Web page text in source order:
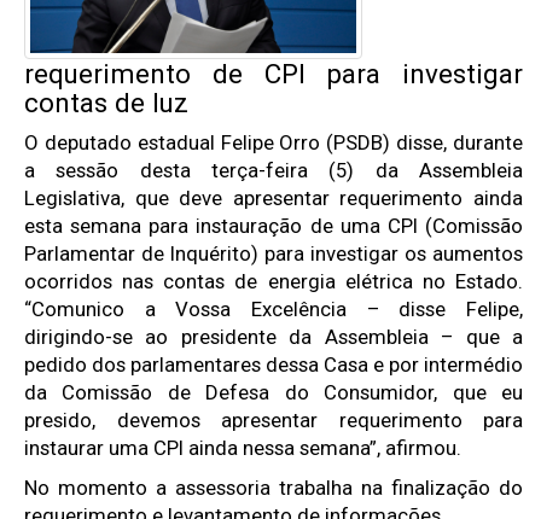
requerimento de CPI para investigar
contas de luz
O deputado estadual Felipe Orro (PSDB) disse, durante
a sessão desta terça-feira (5) da Assembleia
Legislativa, que deve apresentar requerimento ainda
esta semana para instauração de uma CPI (Comissão
Parlamentar de Inquérito) para investigar os aumentos
ocorridos nas contas de energia elétrica no Estado.
“Comunico a Vossa Excelência – disse Felipe,
dirigindo-se ao presidente da Assembleia – que a
pedido dos parlamentares dessa Casa e por intermédio
da Comissão de Defesa do Consumidor, que eu
presido, devemos apresentar requerimento para
instaurar uma CPI ainda nessa semana”, afirmou.
No momento a assessoria trabalha na finalização do